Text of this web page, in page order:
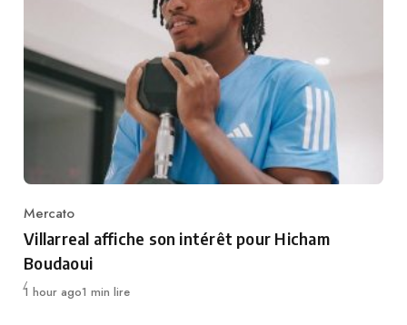
Category
Mercato
Villarreal affiche son intérêt pour Hicham
Boudaoui
Publié
1 hour ago1 min lire